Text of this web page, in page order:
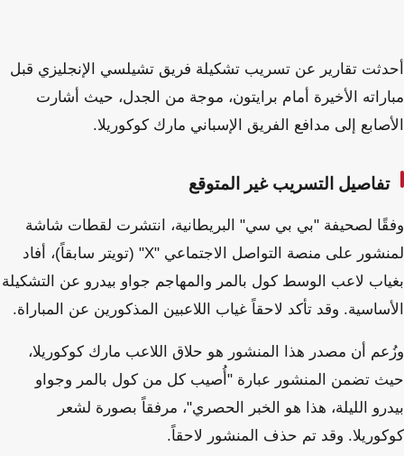
أحدثت تقارير عن تسريب تشكيلة فريق تشيلسي الإنجليزي قبل
مباراته الأخيرة أمام برايتون، موجة من الجدل، حيث أشارت
الأصابع إلى مدافع الفريق الإسباني مارك كوكوريلا.
تفاصيل التسريب غير المتوقع
وفقًا لصحيفة "بي بي سي" البريطانية، انتشرت لقطات شاشة
لمنشور على منصة التواصل الاجتماعي "X" (تويتر سابقاً)، أفاد
بغياب لاعب الوسط كول بالمر والمهاجم جواو بيدرو عن التشكيلة
الأساسية. وقد تأكد لاحقاً غياب اللاعبين المذكورين عن المباراة.
وزُعم أن مصدر هذا المنشور هو حلاق اللاعب مارك كوكوريلا،
حيث تضمن المنشور عبارة "أُصيب كل من كول بالمر وجواو
بيدرو الليلة، هذا هو الخبر الحصري"، مرفقاً بصورة لشعر
كوكوريلا. وقد تم حذف المنشور لاحقاً.